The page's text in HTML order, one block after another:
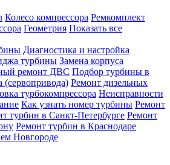
Колесо компрессора Ремкомплект
Геометрия Показать все
Диагностика и настройка
турбины Замена корпуса
ремонт ДВС Подбор турбины в
(сервопривода) Ремонт дизельных
турбокомпрессора Неисправности
Как узнать номер турбины Ремонт
турбин в Санкт-Петербурге Ремонт
Ремонт турбин в Краснодаре
Новгороде